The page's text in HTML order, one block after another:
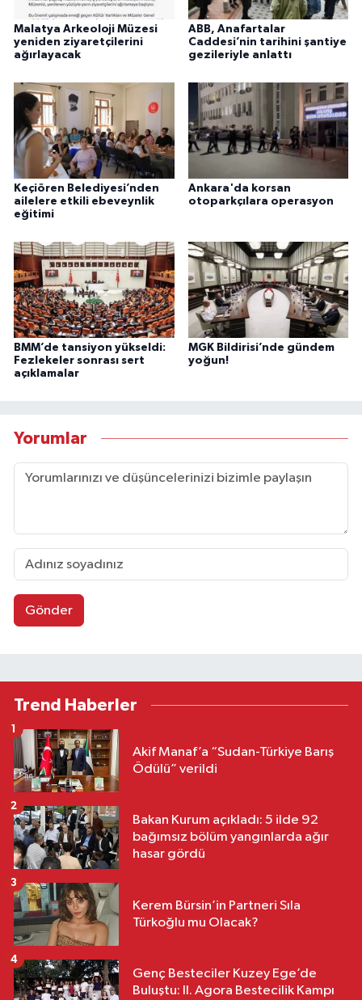
Malatya Arkeoloji Müzesi
yeniden ziyaretçilerini
ağırlayacak
ABB, Anafartalar
Caddesi’nin tarihini şantiye
gezileriyle anlattı
Keçiören Belediyesi’nden
ailelere etkili ebeveynlik
eğitimi
Ankara'da korsan
otoparkçılara operasyon
BMM’de tansiyon yükseldi:
Fezlekeler sonrası sert
açıklamalar
MGK Bildirisi’nde gündem
yoğun!
Yorumlar
Gönder
Trend Haberler
Akif Manaf’a “Sudan-Türkiye Barış
Ödülü” verildi
1
Bakan Kurum açıkladı: 5 ilde 92
bağımsız bölüm yangınlarda ağır
hasar gördü
2
Kerem Bürsin’in Partneri Sıla
Türkoğlu mu Olacak?
3
Genç Besteciler Kuzey Ege’de
Buluştu: II. Agora Bestecilik Kampı
4